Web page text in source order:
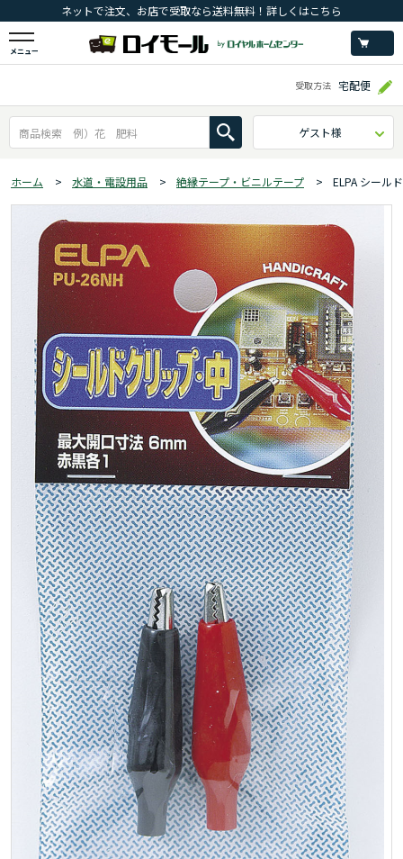
ネットで注文、お店で受取なら送料無料！詳しくはこちら
メニュー
受取方法 宅配便
ゲスト様
ホーム > 水道・電設用品 > 絶縁テープ・ビニルテープ > ELPA シール